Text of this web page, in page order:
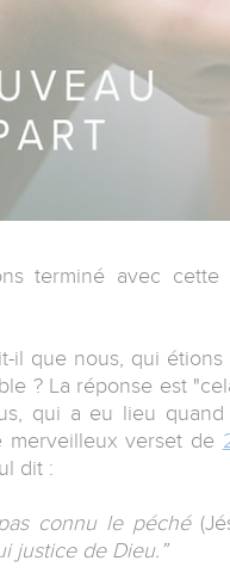
terminé avec cette
il que nous, qui
? La réponse est
qui a eu lieu
merveilleux verset de
dit :
connu le péché
justice de Dieu.”